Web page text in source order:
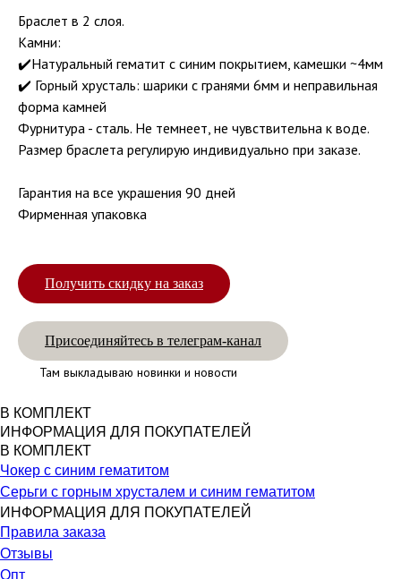
Браслет в 2 слоя.
Камни:
✔️Натуральный гематит с синим покрытием, камешки ~4мм
✔️ Горный хрусталь: шарики с гранями 6мм и неправильная
форма камней
Фурнитура - сталь. Не темнеет, не чувствительна к воде.
Размер браслета регулирую индивидуально при заказе.
Гарантия на все украшения 90 дней
Фирменная упаковка
Получить скидку на заказ
Присоединяйтесь в телеграм-канал
Там выкладываю новинки и новости
В КОМПЛЕКТ
ИНФОРМАЦИЯ ДЛЯ ПОКУПАТЕЛЕЙ
В КОМПЛЕКТ
Чокер с синим гематитом
Серьги с горным хрусталем и синим гематитом
ИНФОРМАЦИЯ ДЛЯ ПОКУПАТЕЛЕЙ
Правила заказа
Отзывы
Опт